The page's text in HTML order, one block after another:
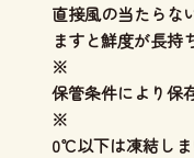
直接風の当たらな
ますと鮮度が長持
※
保管条件により保
※
0℃以下は凍結しま